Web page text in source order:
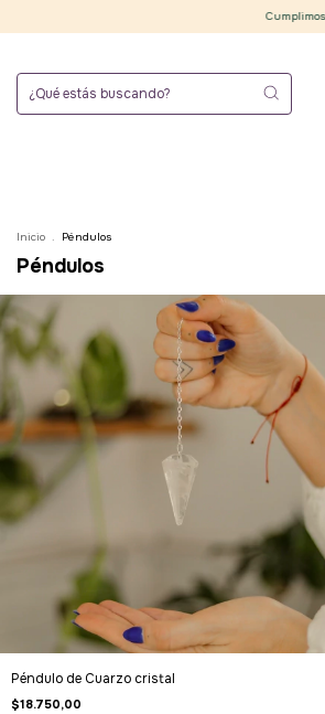
Cumplimos 7 años 🔮
Inicio . Péndulos
Péndulos
Péndulo de Cuarzo cristal
$18.750,00